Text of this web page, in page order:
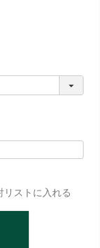
気に入りに登録する